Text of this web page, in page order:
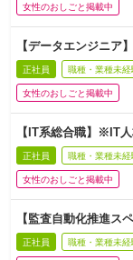
女性のおしごと掲載中
【データエンジニア】
正社員 職種・業種未経
女性のおしごと掲載中
【IT系総合職】※IT
正社員 職種・業種未経
女性のおしごと掲載中
【監査自動化推進ス
正社員 職種・業種未経